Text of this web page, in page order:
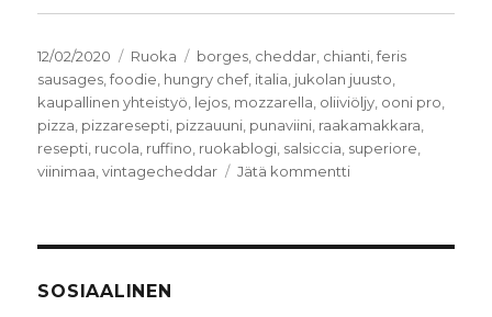
Julkaistu
12/02/2020 Kategoriat
Ruoka Avainsanat
borges cheddar chianti ,feris
sausages ,foodie hungry chef, italia jukolan juusto
kaupallinen yhteistyö lejos mozzarella oliiviöljy ooni pro
pizza pizzaresepti pizzauuni punaviini raakamakkara
resepti rucola ruffino ruokablogi salsiccia superiore
viinimaa ,vintagecheddar Jätä kommenttiartikkeliin
SOSIAALINEN